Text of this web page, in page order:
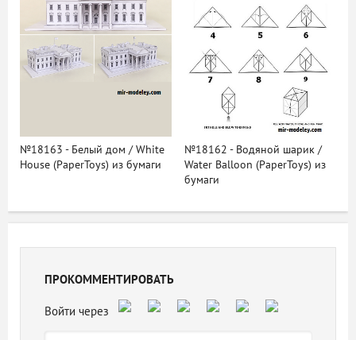
№18163 - Белый дом / White
House (PaperToys) из бумаги
№18162 - Водяной шарик /
Water Balloon (PaperToys) из
бумаги
ПРОКОММЕНТИРОВАТЬ